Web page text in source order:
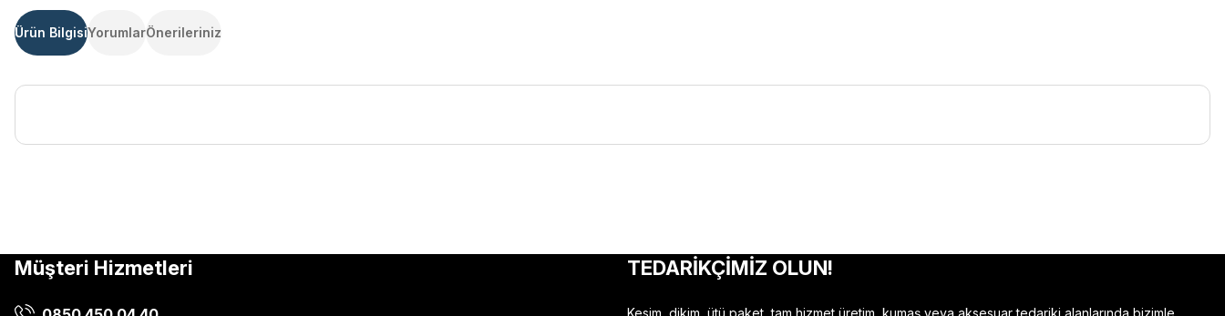
Ürün BilgisiYorumlarÖnerileriniz
Yorum Yaz
Ürün resmi kalitesiz, bozuk veya görüntülenemiyor.
Ürün bilgilerinde hatalar bulunuyor.
Müşteri Hizmetleri TEDARİKÇİMİZ OLUN!
Kesim, dikim, ütü paket, tam hizmet üretim, kumaş veya aksesuar tedariki alanlarında bizimle